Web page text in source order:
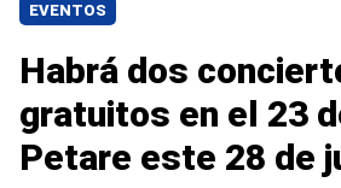
EVENTOS
Habrá dos
gratuitos en el 23
Petare este 28 de